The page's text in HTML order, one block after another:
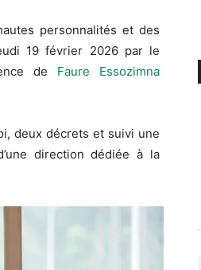
personnalités et des
19 février 2026 par le
de Faure Essozimna
deux décrets et suivi une
direction dédiée à la